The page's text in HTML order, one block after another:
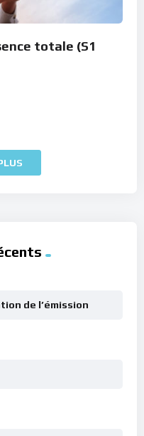
totale (S1
de l’émission